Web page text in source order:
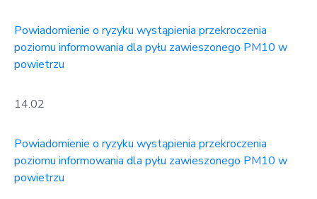
Powiadomienie o ryzyku wystąpienia przekroczenia
poziomu informowania dla pyłu zawieszonego PM10 w
powietrzu
14.02
Powiadomienie o ryzyku wystąpienia przekroczenia
poziomu informowania dla pyłu zawieszonego PM10 w
powietrzu